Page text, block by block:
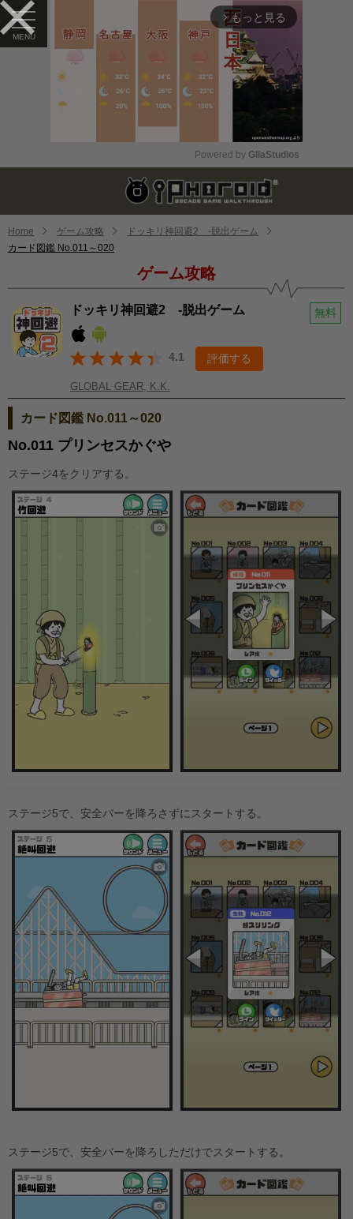
arrow_forward_ios もっと見る
Mute
Powered by GliaStudios
Home ゲーム攻略
ドッキリ神回避2 -脱出ゲーム
カード図鑑 No.011～020
ゲーム攻略
ドッキリ神回避2 -脱出ゲーム 無料
4.1 評価する
GLOBAL GEAR, K.K.
カード図鑑 No.011～020
No.011 プリンセスかぐや
ステージ4をクリアする。
ステージ5で、安全バーを降ろさずにスタートする。
ステージ5で、安全バーを降ろしただけでスタートする。